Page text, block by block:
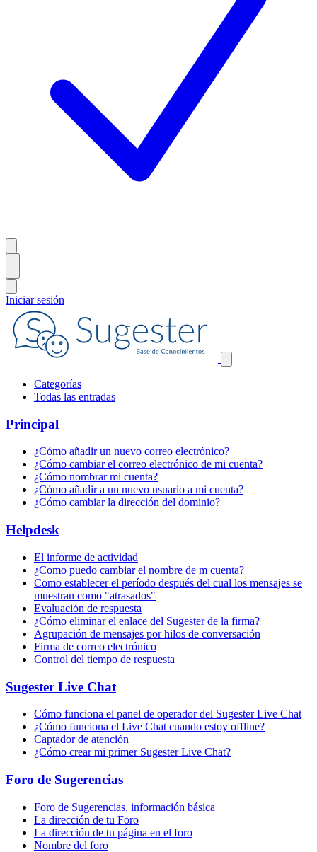
Iniciar sesión
Categorías
Todas las entradas
Principal
¿Cómo añadir un nuevo correo electrónico?
¿Cómo cambiar el correo electrónico de mi cuenta?
¿Cómo nombrar mi cuenta?
¿Cómo añadir a un nuevo usuario a mi cuenta?
¿Cómo cambiar la dirección del dominio?
Helpdesk
El informe de actividad
¿Como puedo cambiar el nombre de m cuenta?
Como establecer el período después del cual los mensajes se
muestran como "atrasados"
Evaluación de respuesta
¿Cómo eliminar el enlace del Sugester de la firma?
Agrupación de mensajes por hilos de conversación
Firma de correo electrónico
Control del tiempo de respuesta
Sugester Live Chat
Cómo funciona el panel de operador del Sugester Live Chat
¿Cómo funciona el Live Chat cuando estoy offline?
Captador de atención
¿Cómo crear mi primer Sugester Live Chat?
Foro de Sugerencias
Foro de Sugerencias, información básica
La dirección de tu Foro
La dirección de tu página en el foro
Nombre del foro